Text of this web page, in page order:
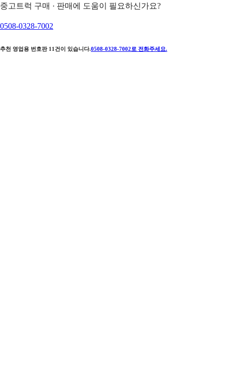
중고트럭 구매 · 판매에 도움이 필요하신가요?
0508-0328-7002
추천 영업용 번호판 11 건이 있습니다.0508-0328-7002 로 전화주세요.